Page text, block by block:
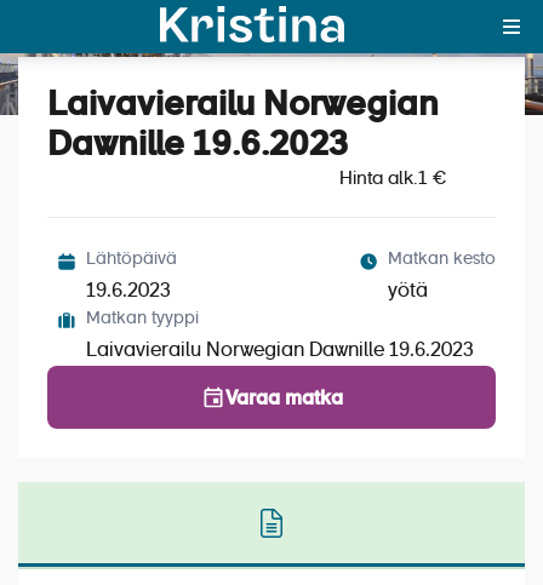
MAJAKKA-portaali
Yksin matkalle?
OTA YHTEYTTÄ
Katso kuvat (1)
Laivavierailu Norwegian
Dawnille 19.6.2023
Hinta alk.1 €
Lähtöpäivä
19.6.2023
Matkan kesto
yötä
Matkan tyyppi
Laivavierailu Norwegian Dawnille 19.6.2023
Varaa matka